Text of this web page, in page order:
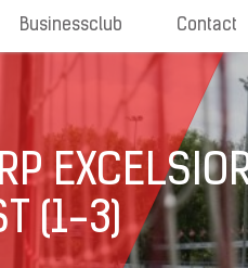
Businessclub Contact
(1-3)